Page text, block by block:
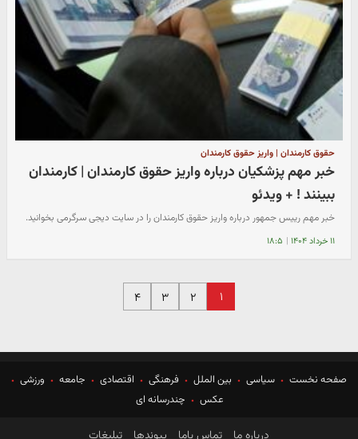
حقوق کارمندان | واریز حقوق کارمندان
خبر مهم پزشکیان درباره واریز حقوق کارمندان | کارمندان
ببینند ! + ویدئو
خبر مهم رییس جمهور درباره واریز حقوق کارمندان را در سایت دیجی سرگرمی بخوانید.
۱۱ خرداد ۱۴۰۴ | ۱۸:۵
۱ ۲ ۳ ۴
صفحه نخست سیاسی بین الملل فرهنگی اقتصادی جامعه
ورزشی
عکس
چندرسانه ای
درباره ما تماس باما پیوندها تبلیغات